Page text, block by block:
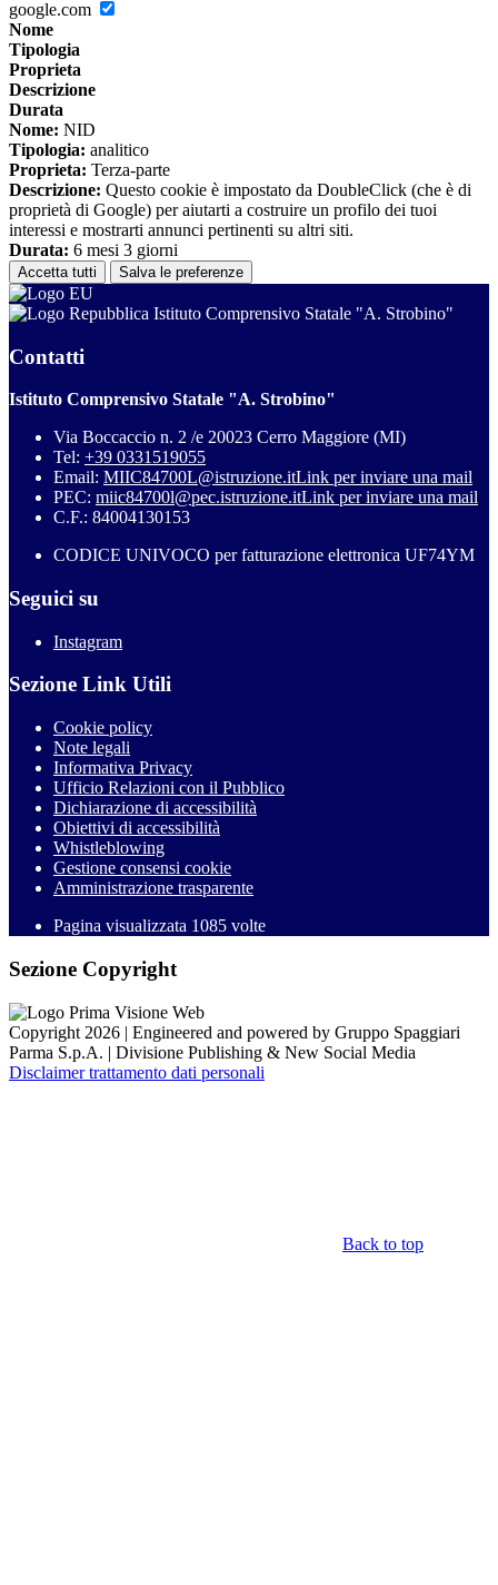
google.com
Nome
Tipologia
Proprieta
Descrizione
Durata
Nome: NID
Tipologia: analitico
Proprieta: Terza-parte
Descrizione: Questo cookie è impostato da DoubleClick (che è di
proprietà di Google) per aiutarti a costruire un profilo dei tuoi
interessi e mostrarti annunci pertinenti su altri siti.
Durata: 6 mesi 3 giorni
Accetta tutti Salva le preferenze
Istituto Comprensivo Statale "A. Strobino"
Contatti
Istituto Comprensivo Statale "A. Strobino"
Via Boccaccio n. 2 /e 20023 Cerro Maggiore (MI)
Tel: +39 0331519055
Email: MIIC84700L@istruzione.itLink per inviare una mail
PEC: miic84700l@pec.istruzione.itLink per inviare una mail
C.F.: 84004130153
CODICE UNIVOCO per fatturazione elettronica UF74YM
Seguici su
Instagram
Sezione Link Utili
Cookie policy
Note legali
Informativa Privacy
Ufficio Relazioni con il Pubblico
Dichiarazione di accessibilità
Obiettivi di accessibilità
Whistleblowing
Gestione consensi cookie
Amministrazione trasparente
Pagina visualizzata 1085 volte
Sezione Copyright
Copyright 2026 | Engineered and powered by Gruppo Spaggiari
Parma S.p.A. | Divisione Publishing & New Social Media
Disclaimer trattamento dati personali
Back to top